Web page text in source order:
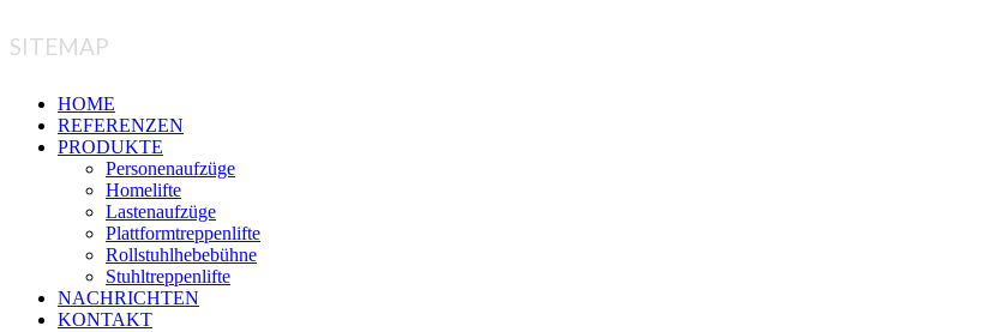
SITEMAP
HOME
REFERENZEN
PRODUKTE
Personenaufzüge
Homelifte
Lastenaufzüge
Plattformtreppenlifte
Rollstuhlhebebühne
Stuhltreppenlifte
NACHRICHTEN
KONTAKT